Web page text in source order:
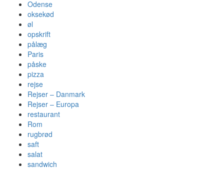
Odense
oksekød
øl
opskrift
pålæg
Paris
påske
pizza
rejse
Rejser – Danmark
Rejser – Europa
restaurant
Rom
rugbrød
saft
salat
sandwich